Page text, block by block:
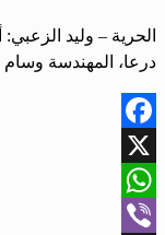
الحرية – وليد
درعا، المهندسة
Facebook
X
WhatsApp